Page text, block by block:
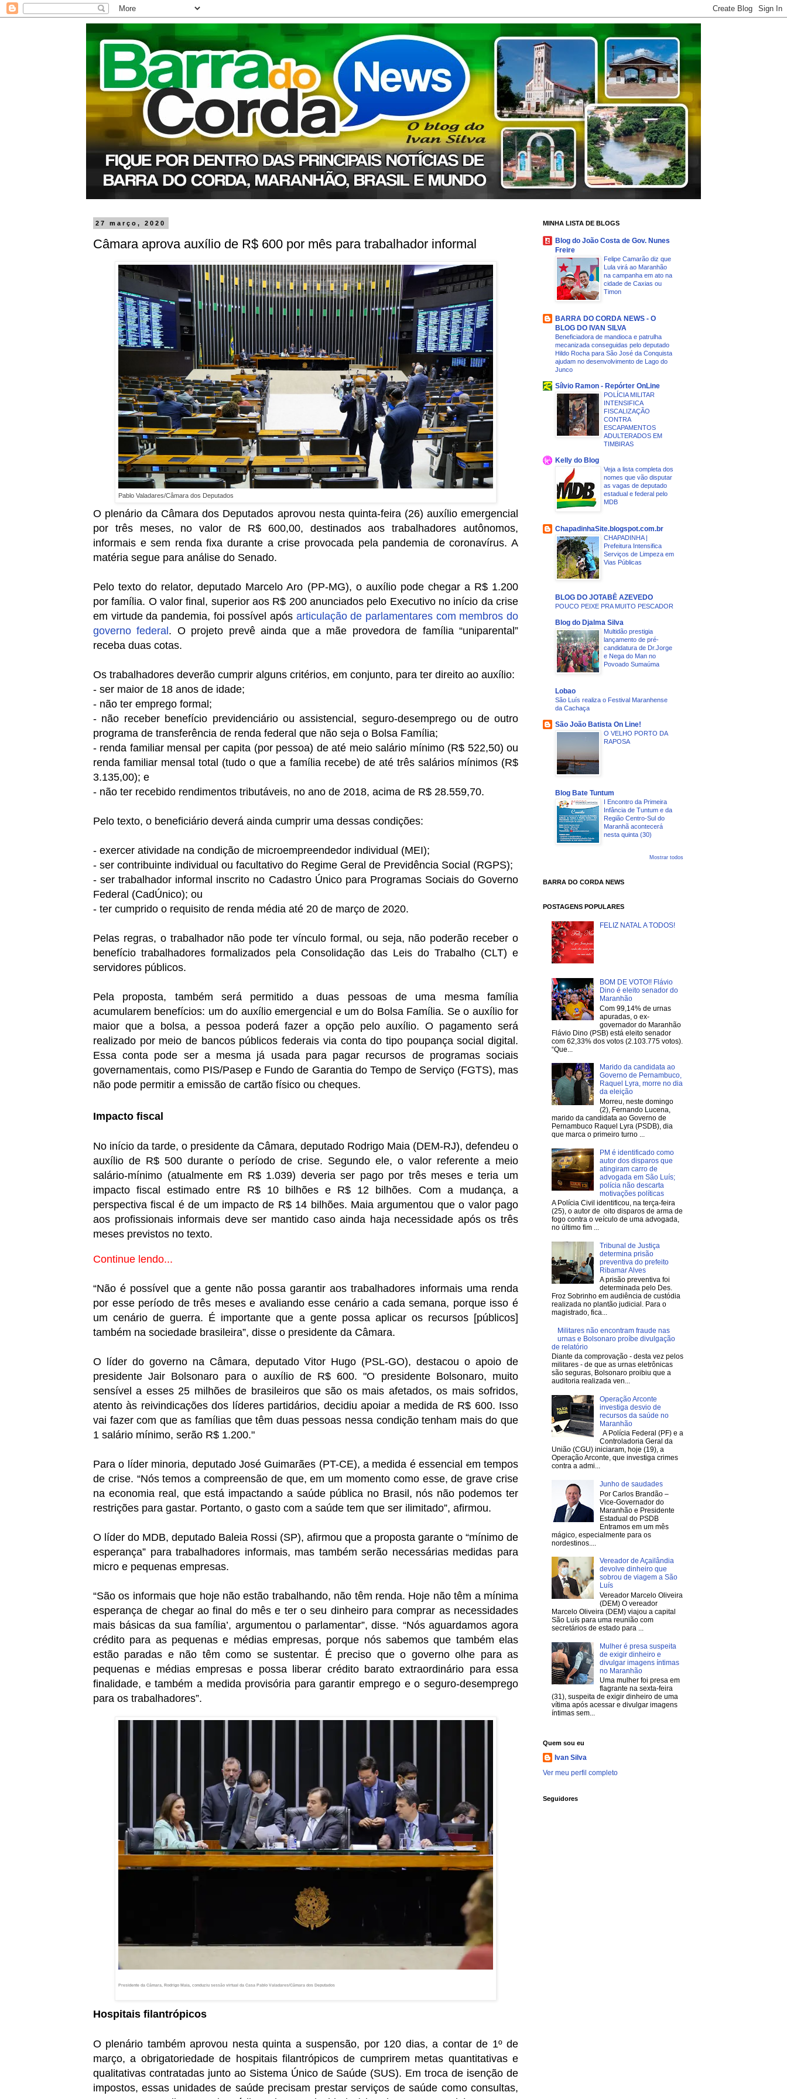
27 março, 2020
Câmara aprova auxílio de R$ 600 por mês para trabalhador informal
Pablo Valadares/Câmara dos Deputados
O plenário da Câmara dos Deputados aprovou nesta quinta-feira (26) auxílio emergencial
por três meses, no valor de R$ 600,00, destinados aos trabalhadores autônomos,
informais e sem renda fixa durante a crise provocada pela pandemia de coronavírus. A
matéria segue para análise do Senado.
Pelo texto do relator, deputado Marcelo Aro (PP-MG), o auxílio pode chegar a R$ 1.200
por família. O valor final, superior aos R$ 200 anunciados pelo Executivo no início da crise
em virtude da pandemia, foi possível após articulação de parlamentares com membros do
governo federal . O projeto prevê ainda que a mãe provedora de família “uniparental”
receba duas cotas.
Os trabalhadores deverão cumprir alguns critérios, em conjunto, para ter direito ao auxílio:
- ser maior de 18 anos de idade;
- não ter emprego formal;
- não receber benefício previdenciário ou assistencial, seguro-desemprego ou de outro
programa de transferência de renda federal que não seja o Bolsa Família;
- renda familiar mensal per capita (por pessoa) de até meio salário mínimo (R$ 522,50) ou
renda familiar mensal total (tudo o que a família recebe) de até três salários mínimos (R$
3.135,00); e
- não ter recebido rendimentos tributáveis, no ano de 2018, acima de R$ 28.559,70.
Pelo texto, o beneficiário deverá ainda cumprir uma dessas condições:
- exercer atividade na condição de microempreendedor individual (MEI);
- ser contribuinte individual ou facultativo do Regime Geral de Previdência Social (RGPS);
- ser trabalhador informal inscrito no Cadastro Único para Programas Sociais do Governo
Federal (CadÚnico); ou
- ter cumprido o requisito de renda média até 20 de março de 2020.
Pelas regras, o trabalhador não pode ter vínculo formal, ou seja, não poderão receber o
benefício trabalhadores formalizados pela Consolidação das Leis do Trabalho (CLT) e
servidores públicos.
Pela proposta, também será permitido a duas pessoas de uma mesma família
acumularem benefícios: um do auxílio emergencial e um do Bolsa Família. Se o auxílio for
maior que a bolsa, a pessoa poderá fazer a opção pelo auxílio. O pagamento será
realizado por meio de bancos públicos federais via conta do tipo poupança social digital.
Essa conta pode ser a mesma já usada para pagar recursos de programas sociais
governamentais, como PIS/Pasep e Fundo de Garantia do Tempo de Serviço (FGTS), mas
não pode permitir a emissão de cartão físico ou cheques.
Impacto fiscal
No início da tarde, o presidente da Câmara, deputado Rodrigo Maia (DEM-RJ), defendeu o
auxílio de R$ 500 durante o período de crise. Segundo ele, o valor referente a meio
salário-mínimo (atualmente em R$ 1.039) deveria ser pago por três meses e teria um
impacto fiscal estimado entre R$ 10 bilhões e R$ 12 bilhões. Com a mudança, a
perspectiva fiscal é de um impacto de R$ 14 bilhões. Maia argumentou que o valor pago
aos profissionais informais deve ser mantido caso ainda haja necessidade após os três
meses previstos no texto.
Continue lendo...
“Não é possível que a gente não possa garantir aos trabalhadores informais uma renda
por esse período de três meses e avaliando esse cenário a cada semana, porque isso é
um cenário de guerra. É importante que a gente possa aplicar os recursos [públicos]
também na sociedade brasileira”, disse o presidente da Câmara.
O líder do governo na Câmara, deputado Vitor Hugo (PSL-GO), destacou o apoio de
presidente Jair Bolsonaro para o auxílio de R$ 600. "O presidente Bolsonaro, muito
sensível a esses 25 milhões de brasileiros que são os mais afetados, os mais sofridos,
atento às reivindicações dos líderes partidários, decidiu apoiar a medida de R$ 600. Isso
vai fazer com que as famílias que têm duas pessoas nessa condição tenham mais do que
1 salário mínimo, serão R$ 1.200."
Para o líder minoria, deputado José Guimarães (PT-CE), a medida é essencial em tempos
de crise. “Nós temos a compreensão de que, em um momento como esse, de grave crise
na economia real, que está impactando a saúde pública no Brasil, nós não podemos ter
restrições para gastar. Portanto, o gasto com a saúde tem que ser ilimitado”, afirmou.
O líder do MDB, deputado Baleia Rossi (SP), afirmou que a proposta garante o “mínimo de
esperança” para trabalhadores informais, mas também serão necessárias medidas para
micro e pequenas empresas.
“São os informais que hoje não estão trabalhando, não têm renda. Hoje não têm a mínima
esperança de chegar ao final do mês e ter o seu dinheiro para comprar as necessidades
mais básicas da sua família’, argumentou o parlamentar”, disse. “Nós aguardamos agora
crédito para as pequenas e médias empresas, porque nós sabemos que também elas
estão paradas e não têm como se sustentar. É preciso que o governo olhe para as
pequenas e médias empresas e possa liberar crédito barato extraordinário para essa
finalidade, e também a medida provisória para garantir emprego e o seguro-desemprego
para os trabalhadores”.
Presidente da Câmara, Rodrigo Maia, conduziu sessão virtual da Casa Pablo Valadares/Câmara dos Deputados
Hospitais filantrópicos
O plenário também aprovou nesta quinta a suspensão, por 120 dias, a contar de 1º de
março, a obrigatoriedade de hospitais filantrópicos de cumprirem metas quantitativas e
qualitativas contratadas junto ao Sistema Único de Saúde (SUS). Em troca de isenção de
impostos, essas unidades de saúde precisam prestar serviços de saúde como consultas,
MINHA LISTA DE BLOGS
Blog do João Costa de Gov. Nunes
Freire
Felipe Camarão diz que
Lula virá ao Maranhão
na campanha em ato na
cidade de Caxias ou
Timon
BARRA DO CORDA NEWS - O
BLOG DO IVAN SILVA
Beneficiadora de mandioca e patrulha
mecanizada conseguidas pelo deputado
Hildo Rocha para São José da Conquista
ajudam no desenvolvimento de Lago do
Junco
Sílvio Ramon - Repórter OnLine
POLÍCIA MILITAR
INTENSIFICA
FISCALIZAÇÃO
CONTRA
ESCAPAMENTOS
ADULTERADOS EM
TIMBIRAS
Kelly do Blog
Veja a lista completa dos
nomes que vão disputar
as vagas de deputado
estadual e federal pelo
MDB
ChapadinhaSite.blogspot.com.br
CHAPADINHA |
Prefeitura Intensifica
Serviços de Limpeza em
Vias Públicas
BLOG DO JOTABÊ AZEVEDO
POUCO PEIXE PRA MUITO PESCADOR
Blog do Djalma Silva
Multidão prestigia
lançamento de pré-
candidatura de Dr.Jorge
e Nega do Man no
Povoado Sumaúma
Lobao
São Luís realiza o Festival Maranhense
da Cachaça
São João Batista On Line!
O VELHO PORTO DA
RAPOSA
Blog Bate Tuntum
I Encontro da Primeira
Infância de Tuntum e da
Região Centro-Sul do
Maranhã acontecerá
nesta quinta (30)
Mostrar todos
BARRA DO CORDA NEWS
POSTAGENS POPULARES
FELIZ NATAL A TODOS!
BOM DE VOTO!! Flávio
Dino é eleito senador do
Maranhão
Com 99,14% de urnas
apuradas, o ex-
governador do Maranhão
Flávio Dino (PSB) está eleito senador
com 62,33% dos votos (2.103.775 votos).
“Que...
Marido da candidata ao
Governo de Pernambuco,
Raquel Lyra, morre no dia
da eleição
Morreu, neste domingo
(2), Fernando Lucena,
marido da candidata ao Governo de
Pernambuco Raquel Lyra (PSDB), dia
que marca o primeiro turno ...
PM é identificado como
autor dos disparos que
atingiram carro de
advogada em São Luís;
polícia não descarta
motivações políticas
A Polícia Civil identificou, na terça-feira
(25), o autor de oito disparos de arma de
fogo contra o veículo de uma advogada,
no último fim ...
Tribunal de Justiça
determina prisão
preventiva do prefeito
Ribamar Alves
A prisão preventiva foi
determinada pelo Des.
Froz Sobrinho em audiência de custódia
realizada no plantão judicial. Para o
magistrado, fica...
Militares não encontram fraude nas
urnas e Bolsonaro proíbe divulgação
de relatório
Diante da comprovação - desta vez pelos
militares - de que as urnas eletrônicas
são seguras, Bolsonaro proibiu que a
auditoria realizada ven...
Operação Arconte
investiga desvio de
recursos da saúde no
Maranhão
A Polícia Federal (PF) e a
Controladoria Geral da
União (CGU) iniciaram, hoje (19), a
Operação Arconte, que investiga crimes
contra a admi...
Junho de saudades
Por Carlos Brandão –
Vice-Governador do
Maranhão e Presidente
Estadual do PSDB
Entramos em um mês
mágico, especialmente para os
nordestinos....
Vereador de Açailândia
devolve dinheiro que
sobrou de viagem a São
Luís
Vereador Marcelo Oliveira
(DEM) O vereador
Marcelo Oliveira (DEM) viajou a capital
São Luís para uma reunião com
secretários de estado para ...
Mulher é presa suspeita
de exigir dinheiro e
divulgar imagens íntimas
no Maranhão
Uma mulher foi presa em
flagrante na sexta-feira
(31), suspeita de exigir dinheiro de uma
vítima após acessar e divulgar imagens
íntimas sem...
Quem sou eu
Ivan Silva
Ver meu perfil completo
Seguidores